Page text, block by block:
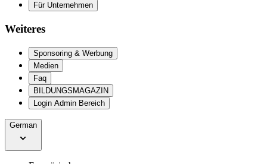
Für Unternehmen
Weiteres
Sponsoring & Werbung
Medien
Faq
BILDUNGSMAGAZIN
Login Admin Bereich
German